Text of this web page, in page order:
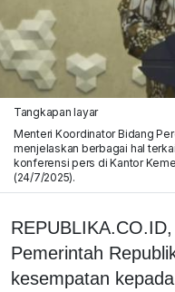
Tangkapan layar
Menteri Koordinator Bidang
menjelaskan berbagai hal
konferensi pers di Kantor
(24/7/2025).
Pemerintah
kesempatan